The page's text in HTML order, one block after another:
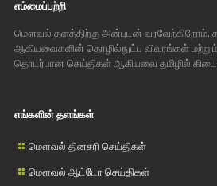
எம்மைப்பற்றி
மௌவல் தளத்திற்கு அன்புடன் வரவேற்கிறோம்.
ஆகியவைகளின் தொழில்நுட்ப விவரங்கள்
தொடர்பான செய்திகள் ஆகியவை தமிழில்
எங்களின் தளங்கள்
மௌவல் தினசரி செய்திகள்
மௌவல் ஆட்டோ செய்திகள்